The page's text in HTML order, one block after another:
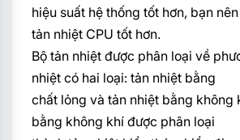
hiệu suất hệ thống tốt hơn, bạn
tản nhiệt CPU tốt hơn.
Bộ tản nhiệt được phân loại về
nhiệt có hai loại: tản nhiệt bằng
chất lỏng và tản nhiệt bằng không
bằng không khí được phân loại